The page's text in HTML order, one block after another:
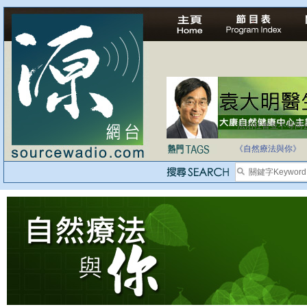
法治社會並不等同
《自然療法與你》